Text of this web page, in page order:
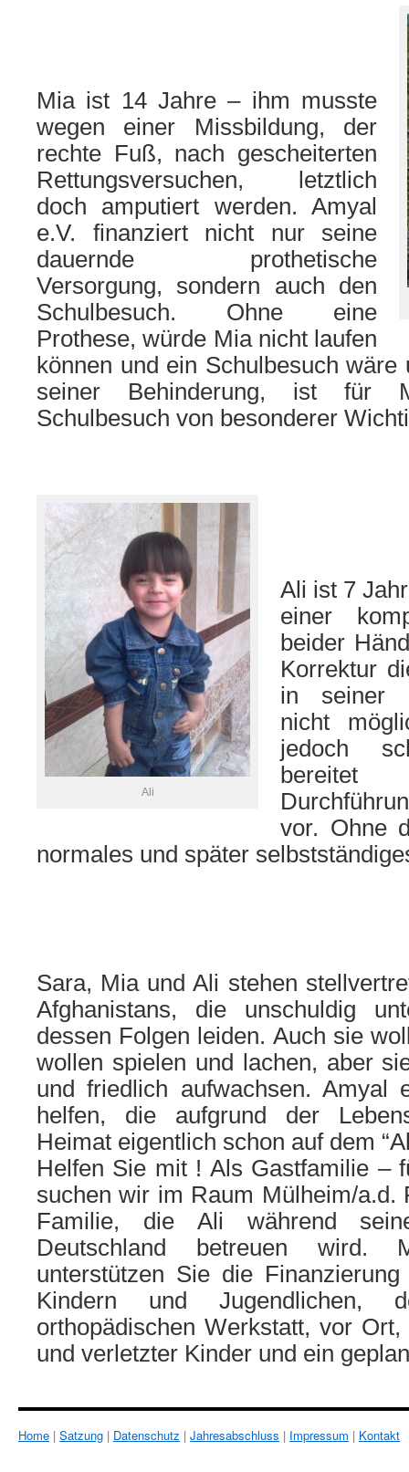
Mia ist 14 Jahre – ihm musste
wegen einer Missbildung, der
rechte Fuß, nach gescheiterten
Rettungsversuchen, letztlich
doch amputiert werden. Amyal
e.V. finanziert nicht nur seine
dauernde prothetische
Versorgung, sondern auch den
Schulbesuch. Ohne eine
Prothese, würde Mia nicht laufen
können und ein Schulbesuch wäre
seiner Behinderung, ist für
Schulbesuch von besonderer
Ali
Ali ist 7
einer
beider
Korrektur
in seiner
nicht
jedoch
vor. Ohne
normales und später
Sara, Mia und Ali stehen
Afghanistans, die unschuldig
dessen Folgen leiden. Auch sie
wollen spielen und lachen, aber
und friedlich aufwachsen. Amyal
helfen, die aufgrund der
Heimat eigentlich schon auf dem
Helfen Sie mit ! Als Gastfamilie –
suchen wir im Raum Mülheim/a.d.
Familie, die Ali während
Deutschland betreuen
unterstützen Sie die
Kindern und Jugendlichen,
orthopädischen Werkstatt, vor
und verletzter Kinder und ein
Home | Satzung | Datenschutz | Jahresabschluss | Impressum | Kontakt